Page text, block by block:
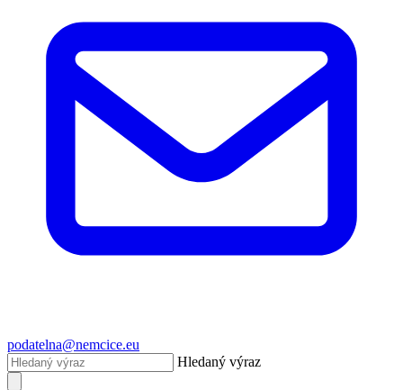
podatelna@nemcice.eu
Hledaný výraz